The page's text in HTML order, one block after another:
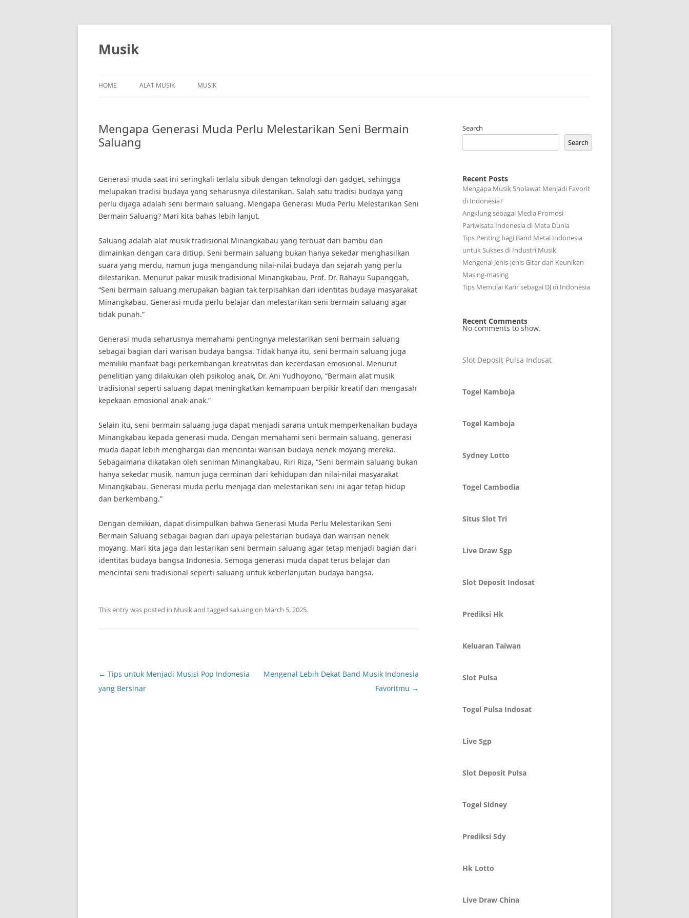
Skip
Musik
HOME ALAT MUSIK MUSIK
Mengapa Generasi Muda Perlu Melestarikan Seni Bermain
Saluang
Generasi muda saat ini seringkali terlalu sibuk dengan teknologi dan gadget, sehingga
melupakan tradisi budaya yang seharusnya dilestarikan. Salah satu tradisi budaya yang
perlu dijaga adalah seni bermain saluang. Mengapa Generasi Muda Perlu Melestarikan Seni
Bermain Saluang? Mari kita bahas lebih lanjut.
Saluang adalah alat musik tradisional Minangkabau yang terbuat dari bambu dan
dimainkan dengan cara ditiup. Seni bermain saluang bukan hanya sekedar menghasilkan
suara yang merdu, namun juga mengandung nilai-nilai budaya dan sejarah yang perlu
dilestarikan. Menurut pakar musik tradisional Minangkabau, Prof. Dr. Rahayu Supanggah,
“Seni bermain saluang merupakan bagian tak terpisahkan dari identitas budaya masyarakat
Minangkabau. Generasi muda perlu belajar dan melestarikan seni bermain saluang agar
tidak punah.”
Generasi muda seharusnya memahami pentingnya melestarikan seni bermain saluang
sebagai bagian dari warisan budaya bangsa. Tidak hanya itu, seni bermain saluang juga
memiliki manfaat bagi perkembangan kreativitas dan kecerdasan emosional. Menurut
penelitian yang dilakukan oleh psikolog anak, Dr. Ani Yudhoyono, “Bermain alat musik
tradisional seperti saluang dapat meningkatkan kemampuan berpikir kreatif dan mengasah
kepekaan emosional anak-anak.”
Selain itu, seni bermain saluang juga dapat menjadi sarana untuk memperkenalkan budaya
Minangkabau kepada generasi muda. Dengan memahami seni bermain saluang, generasi
muda dapat lebih menghargai dan mencintai warisan budaya nenek moyang mereka.
Sebagaimana dikatakan oleh seniman Minangkabau, Riri Riza, “Seni bermain saluang bukan
hanya sekedar musik, namun juga cerminan dari kehidupan dan nilai-nilai masyarakat
Minangkabau. Generasi muda perlu menjaga dan melestarikan seni ini agar tetap hidup
dan berkembang.”
Dengan demikian, dapat disimpulkan bahwa Generasi Muda Perlu Melestarikan Seni
Bermain Saluang sebagai bagian dari upaya pelestarian budaya dan warisan nenek
moyang. Mari kita jaga dan lestarikan seni bermain saluang agar tetap menjadi bagian dari
identitas budaya bangsa Indonesia. Semoga generasi muda dapat terus belajar dan
mencintai seni tradisional seperti saluang untuk keberlanjutan budaya bangsa.
This entry was posted in Musikand tagged saluangon March 5, 2025.
Post
navigation
← Tips untuk Menjadi Musisi Pop Indonesia
yang Bersinar
Mengenal Lebih Dekat Band Musik Indonesia
Favoritmu →
Search
Search
Recent Posts
Mengapa Musik Sholawat Menjadi Favorit
di Indonesia?
Angklung sebagai Media Promosi
Pariwisata Indonesia di Mata Dunia
Tips Penting bagi Band Metal Indonesia
untuk Sukses di Industri Musik
Mengenal Jenis-jenis Gitar dan Keunikan
Masing-masing
Tips Memulai Karir sebagai DJ di Indonesia
Recent Comments
No comments to show.
Slot Deposit Pulsa Indosat
Togel Kamboja
Togel Kamboja
Sydney Lotto
Togel Cambodia
Situs Slot Tri
Live Draw Sgp
Slot Deposit Indosat
Prediksi Hk
Keluaran Taiwan
Slot Pulsa
Togel Pulsa Indosat
Live Sgp
Slot Deposit Pulsa
Togel Sidney
Prediksi Sdy
Hk Lotto
Live Draw China